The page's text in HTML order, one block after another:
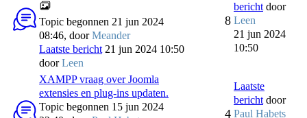
Topic begonnen 21 jun 2024
08:46, doorMeander
Laatste bericht 21 jun 2024 10:50
doorLeen
8
bericht door
Leen
21 jun 2024
10:50
XAMPP vraag over Joomla
extensies en plug-ins updaten.
Topic begonnen 15 jun 2024
4
Laatste
bericht door
Paul Habets